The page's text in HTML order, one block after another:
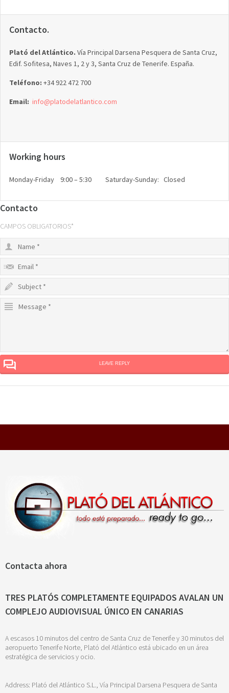
Contacto.
Plató del Atlántico. Vía Principal Darsena Pesquera de Santa Cruz,
Edif. Sofitesa, Naves 1, 2 y 3, Santa Cruz de Tenerife. España.
Teléfono: +34 922 472 700
Email: info@platodelatlantico.com
Working hours
Monday-Friday 9:00 – 5:30 Saturday-Sunday: Closed
Contacto
CAMPOS OBLIGATORIOS*
LEAVE REPLY
Contacta ahora
TRES PLATÓS COMPLETAMENTE EQUIPADOS AVALAN UN
COMPLEJO AUDIOVISUAL ÚNICO EN CANARIAS
A escasos 10 minutos del centro de Santa Cruz de Tenerife y 30 minutos del
aeropuerto Tenerife Norte, Plató del Atlántico está ubicado en un área
estratégica de servicios y ocio.
Address: Plató del Atlántico S.L., Vía Principal Darsena Pesquera de Santa